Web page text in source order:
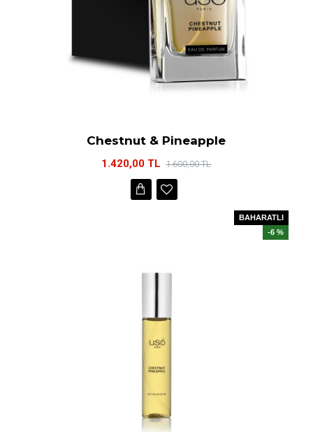
Chestnut & Pineapple
1.420,00 TL 1.600,00 TL
BAHARATLI
-6 %